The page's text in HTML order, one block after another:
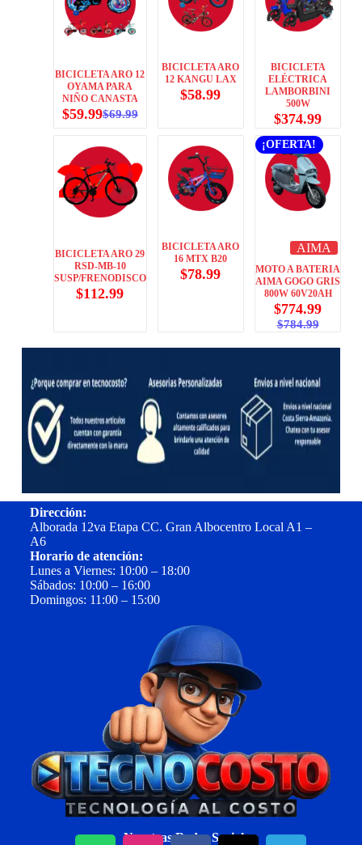
BICICLETA ARO 12
OYAMA PARA
NIÑO CANASTA
$69.99
$59.99
BICICLETA ARO
12 KANGU LAX
$58.99
BICICLETA
ELÉCTRICA
LAMBORBINI
500W
$374.99
BICICLETA ARO 29
RSD-MB-10
SUSP/FRENODISCO
$112.99
BICICLETA ARO
16 MTX B20
$78.99
¡OFERTA!
AIMA
MOTO A BATERIA
AIMA GOGO GRIS
800W 60V20AH
$784.99
$774.99
Dirección:
Alborada 12va Etapa CC. Gran Albocentro Local A1 –
A6
Horario de atención:
Lunes a Viernes: 10:00 – 18:00
Sábados: 10:00 – 16:00
Domingos: 11:00 – 15:00
Nuestras Redes Sociales: